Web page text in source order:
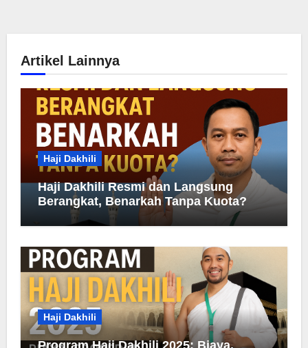
Artikel Lainnya
Haji Dakhili
Haji Dakhili Resmi dan Langsung
Berangkat, Benarkah Tanpa Kuota?
Haji Dakhili